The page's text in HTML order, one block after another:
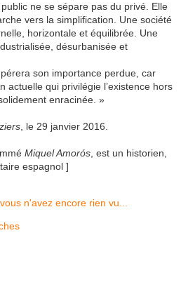
ne se sépare pas du privé. Elle
vers la simplification. Une société
horizontale et équilibrée. Une
désurbanisée et
son importance perdue, car
actuelle qui privilégie l’existence hors
enracinée. »
, le 29 janvier 2016.
Miquel Amorós , est un historien,
espagnol ]
n'avez encore rien vu...